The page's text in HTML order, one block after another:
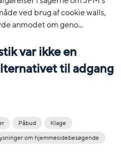
ved brug af cookie walls,
anmodet om geno...
var ikke en
til adgang
Påbud
Klage
om hjemmesidebesøgende